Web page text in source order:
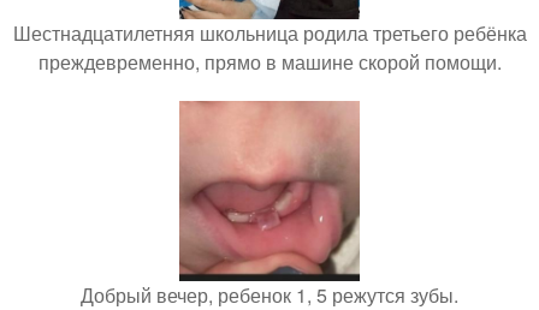
Шестнадцатилетняя школьница родила третьего ребёнка
преждевременно, прямо в машине скорой помощи.
Добрый вечер, ребенок 1, 5 режутся зубы.